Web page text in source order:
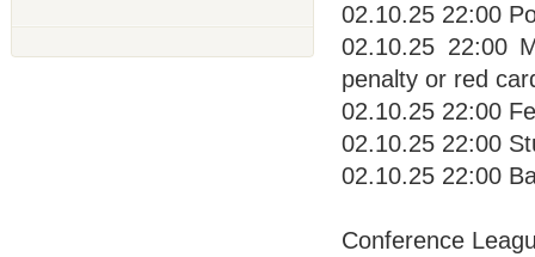
02.10.25 22:00
02.10.25 22:00
penalty or red
02.10.25 22:00
02.10.25 22:00
02.10.25 22:00
Conference